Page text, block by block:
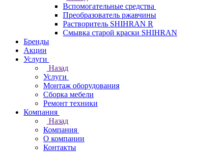
Вспомогательные средства
Преобразователь ржавчины
Растворитель SHIHRAN R
Смывка старой краски SHIHRAN
Бренды
Акции
Услуги
Назад
Услуги
Монтаж оборудования
Сборка мебели
Ремонт техники
Компания
Назад
Компания
О компании
Контакты